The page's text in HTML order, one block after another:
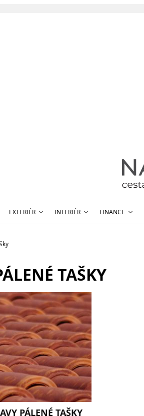
EXTERIÉR INTERIÉR FINANCE
TAŠKY
PÁLENÉ TAŠKY